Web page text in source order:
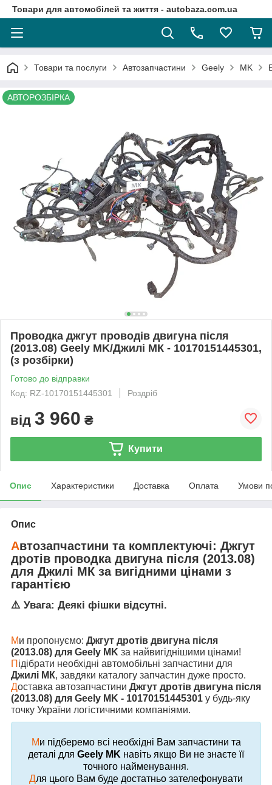
Товари для автомобілей та життя - autobaza.com.ua
Товари та послуги Автозапчастини Geely MK
АВТОРОЗБІРКА
Проводка джгут проводів двигуна після
(2013.08) Geely MK/Джилі МК - 10170151445301,
(з розбірки)
Готово до відправки
Код: RZ-10170151445301
Роздріб
від 3 960 ₴
Купити
Опис Характеристики Доставка Оплата Умови
Опис
Автозапчастини та комплектуючі: Джгут
дротів проводка двигуна після (2013.08)
для Джилі МК за вигідними цінами з
гарантією
⚠️ Увага: Деякі фішки відсутні.
Ми пропонуємо: Джгут дротів двигуна після
(2013.08) для Geely MK за найвигіднішими цінами!
П ідібрати необхідні автомобільні запчастини для
Джилі МК, завдяки каталогу запчастин дуже просто.
Доставка автозапчастини Джгут дротів двигуна після
(2013.08) для Geely MK - 10170151445301 у будь-яку
точку України логістичними компаніями.
Ми підберемо всі необхідні Вам запчастини та
деталі для Geely MK навіть якщо Ви не знаєте її
точного найменування.
Для цього Вам буде достатньо зателефонувати